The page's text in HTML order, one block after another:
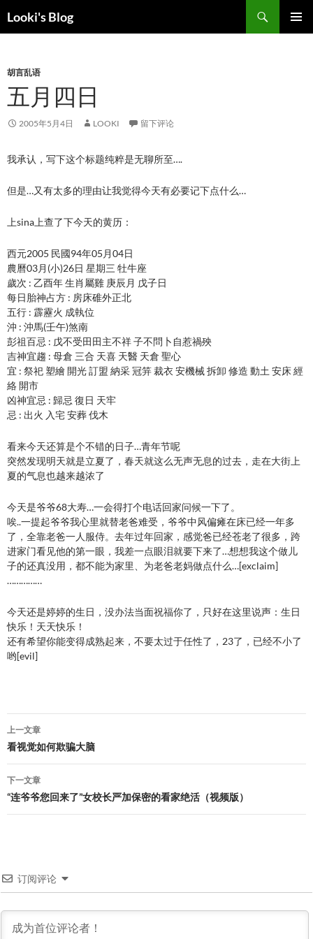
至
正
Looki's Blog
索
胡言乱语
五月四日
2005年5月4日 LOOKI 留下评论
我承认，写下这个标题纯粹是无聊所至….
但是…又有太多的理由让我觉得今天有必要记下点什么…
上sina上查了下今天的黄历：
西元2005 民國94年05月04日
農曆03月(小)26日 星期三 牡牛座
歲次 : 乙酉年 生肖屬雞 庚辰月 戊子日
每日胎神占方 : 房床碓外正北
五行 : 霹靂火 成執位
沖 : 沖馬(壬午)煞南
彭祖百忌 : 戊不受田田主不祥 子不問卜自惹禍殃
吉神宜趨 : 母倉 三合 天喜 天醫 天倉 聖心
宜 : 祭祀 塑繪 開光 訂盟 納采 冠笄 裁衣 安機械 拆卸 修造 動土 安床 經
絡 開市
凶神宜忌 : 歸忌 復日 天牢
忌 : 出火 入宅 安葬 伐木
看来今天还算是个不错的日子…青年节呢
突然发现明天就是立夏了，春天就这么无声无息的过去，走在大街上
夏的气息也越来越浓了
今天是爷爷68大寿…一会得打个电话回家问候一下了。
唉..一提起爷爷我心里就替老爸难受，爷爷中风偏瘫在床已经一年多
了，全靠老爸一人服侍。去年过年回家，感觉爸已经苍老了很多，跨
进家门看见他的第一眼，我差一点眼泪就要下来了…想想我这个做儿
子的还真没用，都不能为家里、为老爸老妈做点什么…[exclaim]
……………
今天还是婷婷的生日，没办法当面祝福你了，只好在这里说声：生日
快乐！天天快乐！
还有希望你能变得成熟起来，不要太过于任性了，23了，已经不小了
哟[evil]
文
章
导
航
上一文章
看视觉如何欺骗大脑
下一文章
“连爷爷您回来了”女校长严加保密的看家绝活（视频版）
订阅评论